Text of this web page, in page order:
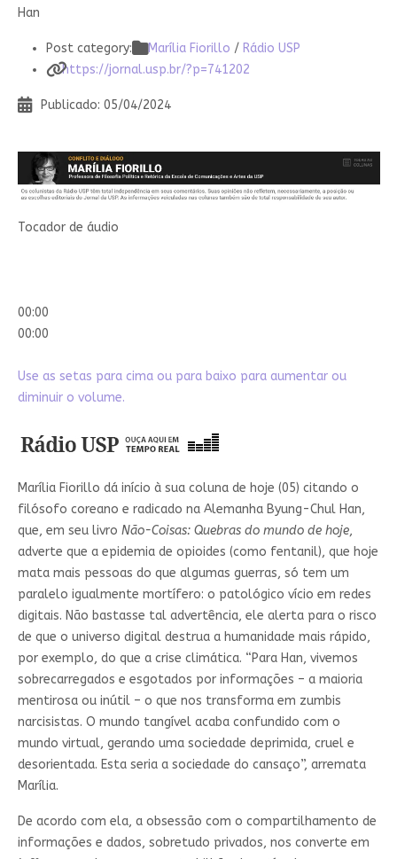
Han
Post category: Marília Fiorillo / Rádio USP
https://jornal.usp.br/?p=741202
Publicado: 05/04/2024
Tocador de áudio
00:00
00:00
Use as setas para cima ou para baixo para aumentar ou
diminuir o volume.
Marília Fiorillo dá início à sua coluna de hoje (05) citando o
filósofo coreano e radicado na Alemanha Byung-Chul Han,
que, em seu livro Não-Coisas: Quebras do mundo de hoje,
adverte que a epidemia de opioides (como fentanil), que hoje
mata mais pessoas do que algumas guerras, só tem um
paralelo igualmente mortífero: o patológico vício em redes
digitais. Não bastasse tal advertência, ele alerta para o risco
de que o universo digital destrua a humanidade mais rápido,
por exemplo, do que a crise climática. “Para Han, vivemos
sobrecarregados e esgotados por informações – a maioria
mentirosa ou inútil – o que nos transforma em zumbis
narcisistas. O mundo tangível acaba confundido com o
mundo virtual, gerando uma sociedade deprimida, cruel e
desorientada. Esta seria a sociedade do cansaço”, arremata
Marília.
De acordo com ela, a obsessão com o compartilhamento de
informações e dados, sobretudo privados, nos converte em